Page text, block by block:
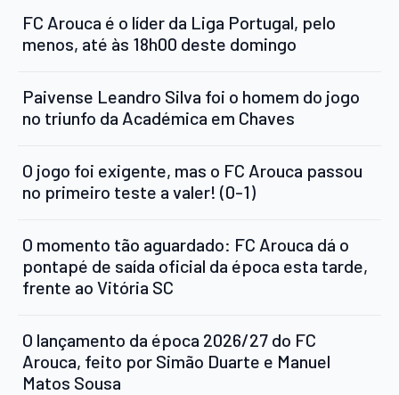
FC Arouca é o líder da Liga Portugal, pelo
menos, até às 18h00 deste domingo
Paivense Leandro Silva foi o homem do jogo
no triunfo da Académica em Chaves
O jogo foi exigente, mas o FC Arouca passou
no primeiro teste a valer! (0-1)
O momento tão aguardado: FC Arouca dá o
pontapé de saída oficial da época esta tarde,
frente ao Vitória SC
O lançamento da época 2026/27 do FC
Arouca, feito por Simão Duarte e Manuel
Matos Sousa